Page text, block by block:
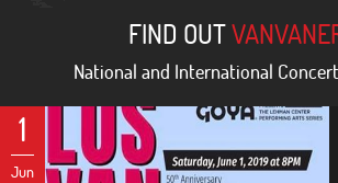
FIND OUT
National and International
1
Jun